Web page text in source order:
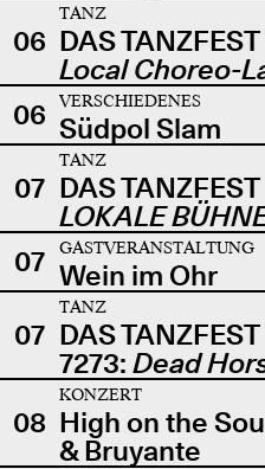
06
TANZ
DAS
Local Choreo-
06
VERSCHIEDENES
Südpol Slam
07
TANZ
DAS
LOKALE
07
GASTVERANSTALTUNG
Wein im Ohr
07
TANZ
DAS
7273: Dead
08
KONZERT
High on the
& Bruyante